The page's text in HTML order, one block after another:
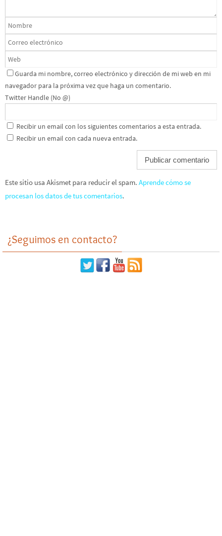
Guarda mi nombre, correo electrónico y dirección de mi web en mi
navegador para la próxima vez que haga un comentario.
Twitter Handle (No @)
Recibir un email con los siguientes comentarios a esta entrada.
Recibir un email con cada nueva entrada.
Este sitio usa Akismet para reducir el spam. Aprende cómo se
procesan los datos de tus comentarios.
¿Seguimos en contacto?